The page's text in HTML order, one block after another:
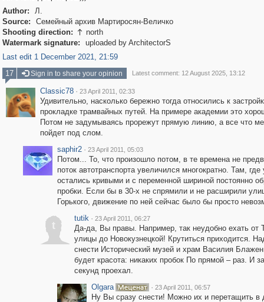
Author:
Л.
Source:
Семейный архив Мартиросян-Величко
Shooting direction:  north
Watermark signature:
uploaded by ArchitectorS
Last edit 1 December 2021, 21:59
17
Sign in to share your opinion Latest comment: 12 August 2025, 13:12
Classic78 · 23 April 2011, 02:33
Удивительно, насколько бережно тогда относились к
прокладке трамвайных путей. На примере академии это
Потом не задумываясь прорежут прямую линию, а все что
пойдет под слом.
saphir2 · 23 April 2011, 05:03
Потом... То, что произошло потом, в те времена не
поток автотранспорта увеличился многократно. Там,
остались кривыми и с переменной шириной постоянно
пробки. Если бы в 30-х не спрямили и не расширили
Горького, движение по ней сейчас было бы просто
t
tutik · 23 April 2011, 06:27
Да-да, Вы правы. Например, так неудобно ехать от
улицы до Новокузнецкой! Крутиться приходится.
снести Исторический музей и храм Василия
будет красота: никаких пробок По прямой – раз. И
секунд проехал.
Olgara
· 23 April 2011, 06:57
Ну Вы сразу снести! Можно их и перетащить в